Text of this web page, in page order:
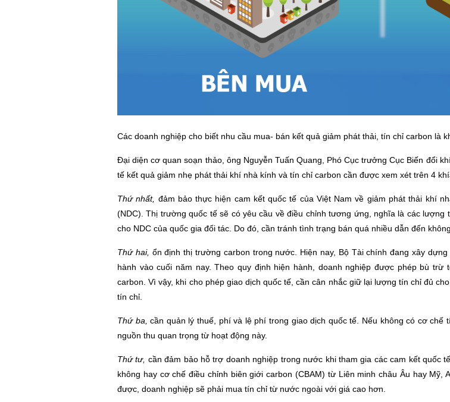
Các doanh nghiệp cho biết nhu cầu mua- bán kết quả giảm phát thải, tín chỉ carbon là
Đại diện cơ quan soạn thảo, ông Nguyễn Tuấn Quang, Phó Cục trưởng Cục Biến đổi
tế kết quả giảm nhẹ phát thải khí nhà kính và tín chỉ carbon cần được xem xét trên 4
Thứ nhất, đảm bảo thực hiện cam kết quốc tế của Việt Nam về giảm phát thải khí
(NDC). Thị trường quốc tế sẽ có yêu cầu về điều chỉnh tương ứng, nghĩa là các
cho NDC của quốc gia đối tác. Do đó, cần tránh tình trạng bán quá nhiều dẫn đến
Thứ hai, ổn định thị trường carbon trong nước. Hiện nay, Bộ Tài chính đang xây
hành vào cuối năm nay. Theo quy định hiện hành, doanh nghiệp được phép bù
carbon. Vì vậy, khi cho phép giao dịch quốc tế, cần cân nhắc giữ lại lượng tín chỉ đủ
tín chỉ.
Thứ ba, cần quản lý thuế, phí và lệ phí trong giao dịch quốc tế. Nếu không có cơ chế
nguồn thu quan trọng từ hoạt động này.
Thứ tư, cần đảm bảo hỗ trợ doanh nghiệp trong nước khi tham gia các cam kết quốc
không hay cơ chế điều chỉnh biên giới carbon (CBAM) từ Liên minh châu Âu hay
được, doanh nghiệp sẽ phải mua tín chỉ từ nước ngoài với giá cao hơn.